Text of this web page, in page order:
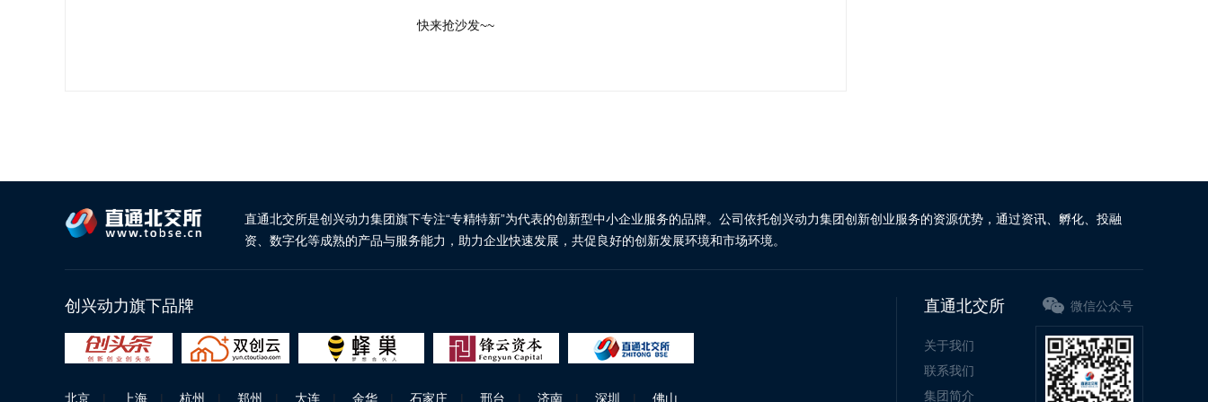
快来抢沙发~~
直通北交所是创兴动力集团旗下专注“专精特新”为代表的创新型中小企业服务的品牌。公司依托创兴动力集团创新创业服务的资源优势，通过资讯、孵化、投融
资、数字化等成熟的产品与服务能力，助力企业快速发展，共促良好的创新发展环境和市场环境。
创兴动力旗下品牌
北京 | 上海 | 杭州 | 郑州 | 大连 | 金华 | 石家庄 | 邢台 | 济南 | 深圳 | 佛山
直通北交所
关于我们
联系我们
集团简介
微信公众号